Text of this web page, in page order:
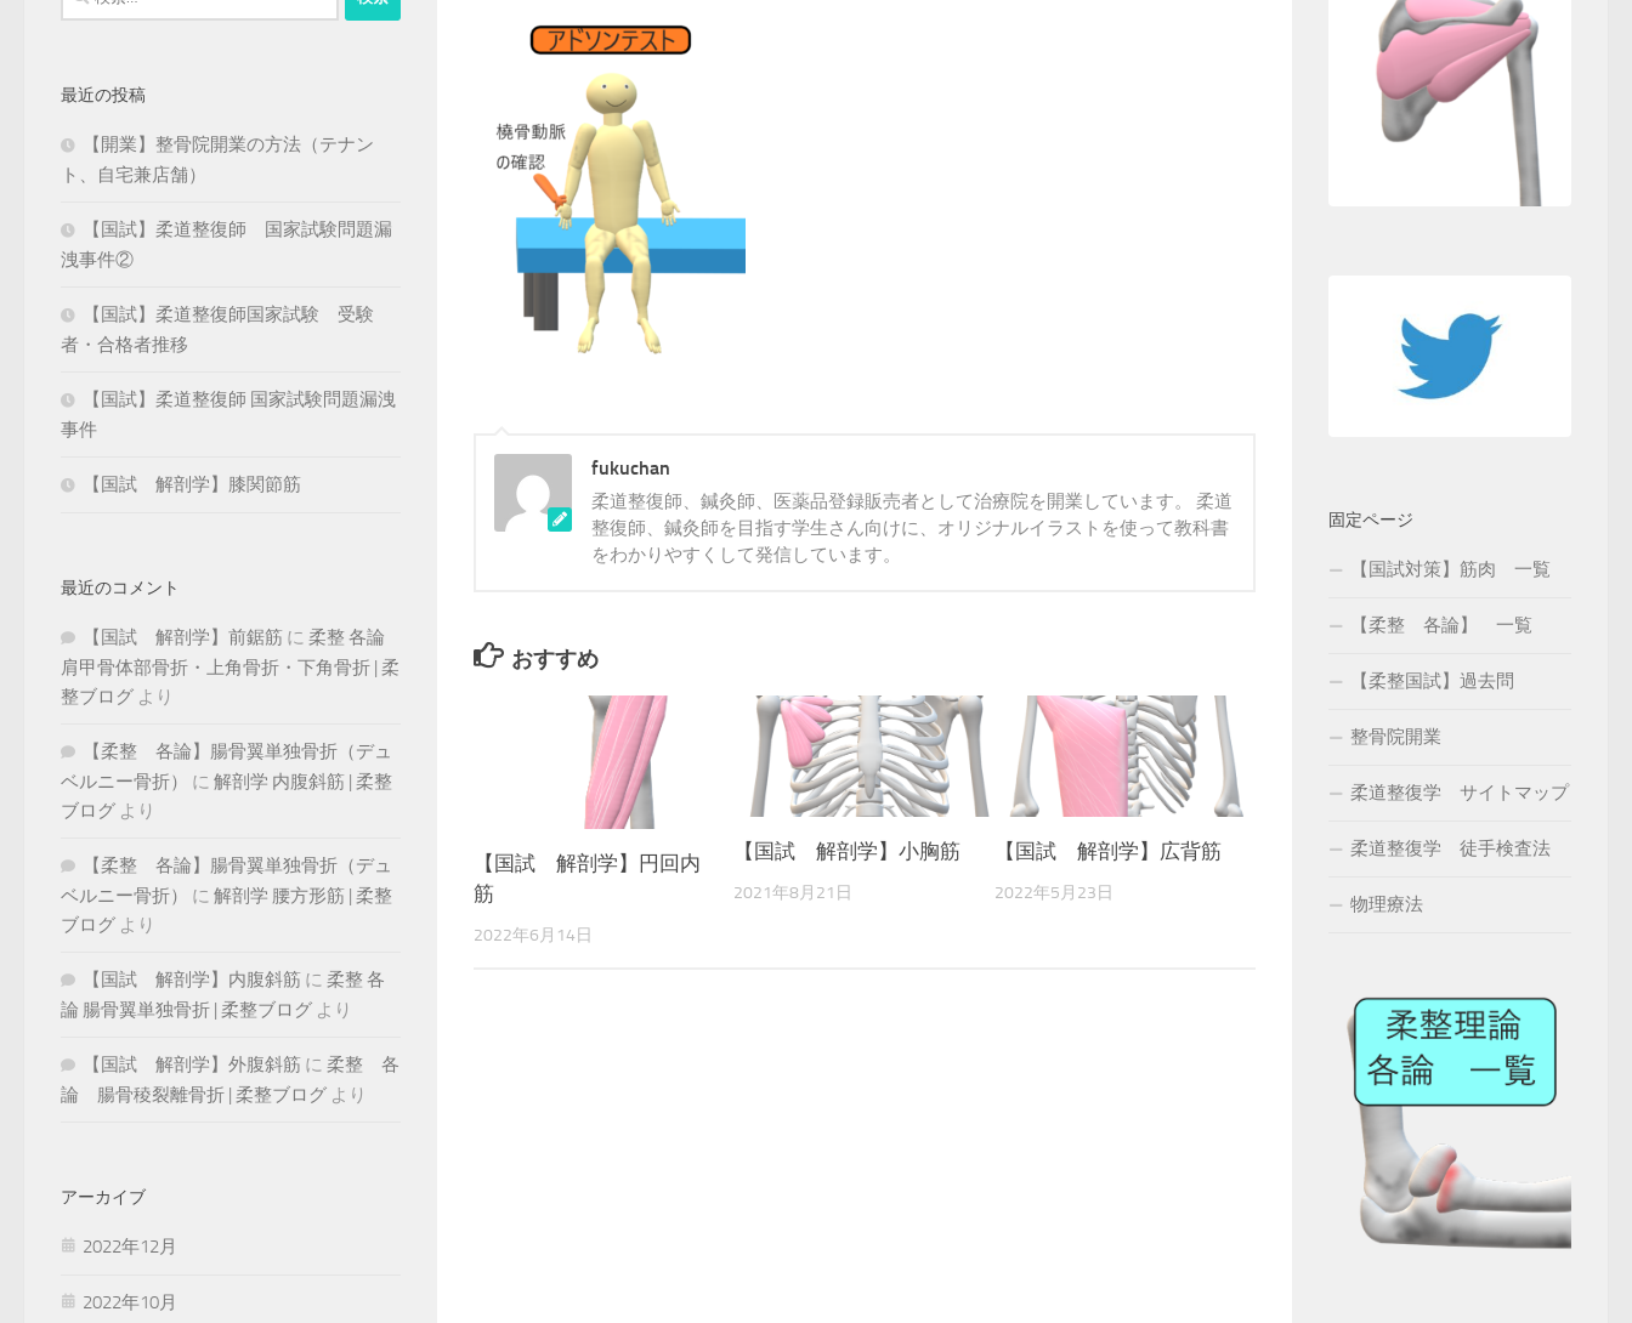
fukuchan
柔道整復師、鍼灸師、医薬品登録販売者として治療院を開業しています。 柔道
整復師、鍼灸師を目指す学生さん向けに、オリジナルイラストを使って教科書
をわかりやすくして発信しています。
おすすめ
【国試 解剖学】円回内
筋
2022年6月14日
【国試 解剖学】小胸筋
2021年8月21日
【国試 解剖学】広背筋
2022年5月23日
索:
最近の投稿
【開業】整骨院開業の方法（テナン
ト、自宅兼店舗）
【国試】柔道整復師 国家試験問題漏
洩事件②
【国試】柔道整復師国家試験 受験
者・合格者推移
【国試】柔道整復師 国家試験問題漏洩
事件
【国試 解剖学】膝関節筋
最近のコメント
【国試 解剖学】前鋸筋 に 柔整 各論
肩甲骨体部骨折・上角骨折・下角骨折 | 柔
整ブログ より
【柔整 各論】腸骨翼単独骨折（デュ
ベルニー骨折）
に 解剖学 内腹斜筋 | 柔整
ブログ より
【柔整 各論】腸骨翼単独骨折（デュ
ベルニー骨折）
に 解剖学 腰方形筋 | 柔整
ブログ より
【国試 解剖学】内腹斜筋 に 柔整 各
論 腸骨翼単独骨折 | 柔整ブログ より
【国試 解剖学】外腹斜筋 に 柔整 各
論 腸骨稜裂離骨折 | 柔整ブログ より
アーカイブ
2022年12月
2022年10月
固定ページ
【国試対策】筋肉 一覧
【柔整 各論】 一覧
【柔整国試】過去問
整骨院開業
柔道整復学 サイトマップ
柔道整復学 徒手検査法
物理療法